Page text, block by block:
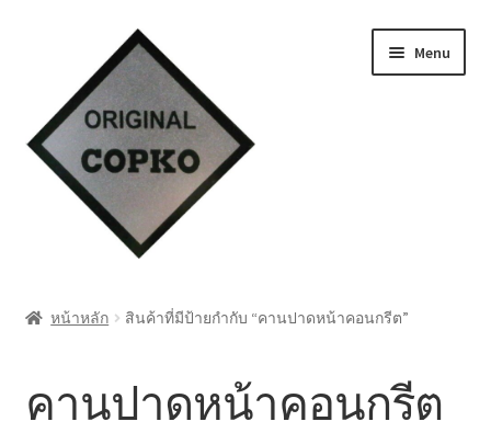
navigation
content
Menu
My account
หน้าหลัก สินค้าที่มีป้ายกำกับ “คานปาดหน้าคอนกรีต”
คานปาดหน้าคอนกรีต